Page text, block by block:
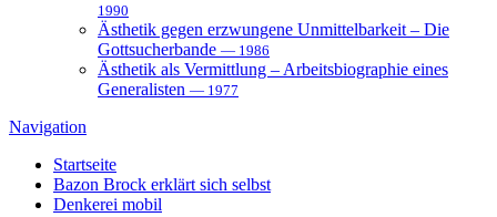
1990
Ästhetik gegen erzwungene Unmittelbarkeit – Die
Gottsucherbande — 1986
Ästhetik als Vermittlung – Arbeitsbiographie eines
Generalisten — 1977
Navigation
Startseite
Bazon Brock erklärt sich selbst
Denkerei mobil